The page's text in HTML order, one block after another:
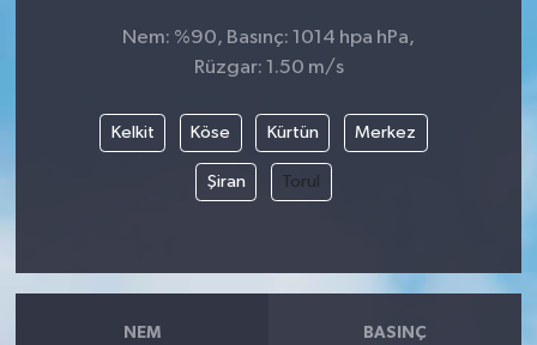
Nem: %90, Basınç: 1014 hpa hPa,
Rüzgar: 1.50 m/s
Kelkit Köse Kürtün Merkez
Şiran Torul
NEM BASINÇ